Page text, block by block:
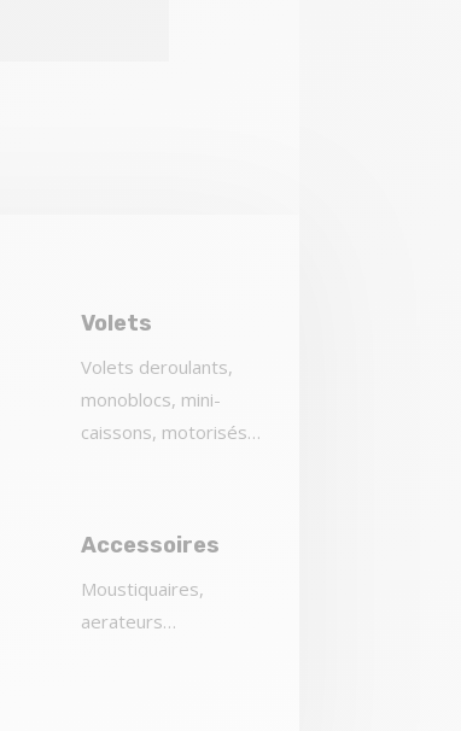
Volets
Volets deroulants,
monoblocs, mini-
caissons, motorisés…
Accessoires
Moustiquaires,
aerateurs…